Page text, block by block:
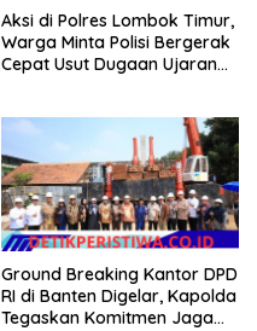
Aksi di Polres Lombok Timur,
Warga Minta Polisi Bergerak
Cepat Usut Dugaan Ujaran
Ground Breaking Kantor DPD
RI di Banten Digelar, Kapolda
Tegaskan Komitmen Jaga